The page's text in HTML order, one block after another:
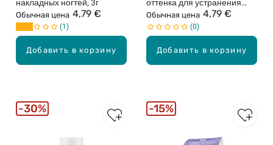
Добавить в корзину
накладных ногтей, 3г
Обычная цена 4,79 €
1
Добавить в корзину
оттенка для устранения
повреждений ногтей
Обычная цена 4,79 €
0
30% 15%